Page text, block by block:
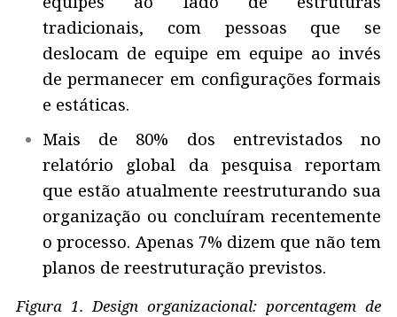
tradicionais, com pessoas que se
deslocam de equipe em equipe ao invés
de permanecer em configurações formais
e estáticas.
Mais de 80% dos entrevistados no
relatório global da pesquisa reportam
que estão atualmente reestruturando sua
organização ou concluíram recentemente
o processo. Apenas 7% dizem que não tem
planos de reestruturação previstos.
Figura 1. Design organizacional: porcentagem de